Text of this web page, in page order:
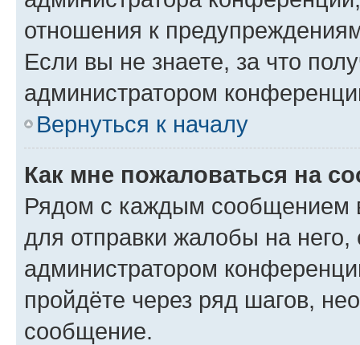
отношения к
Если вы не знаете, за что
администратором
Вернуться к началу
Как мне пожаловаться на
Рядом с каждым сообщением
для отправки жалобы на
администратором
пройдёте через ряд шагов,
сообщение.